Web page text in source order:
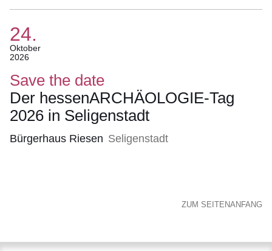
2026)
24.
Oktober
2026
(Termin:
24.
Oktober
Save the date
Der hessenARCHÄOLOGIE-Tag
2026 in Seligenstadt
Bürgerhaus Riesen Seligenstadt
ZUM SEITENANFANG